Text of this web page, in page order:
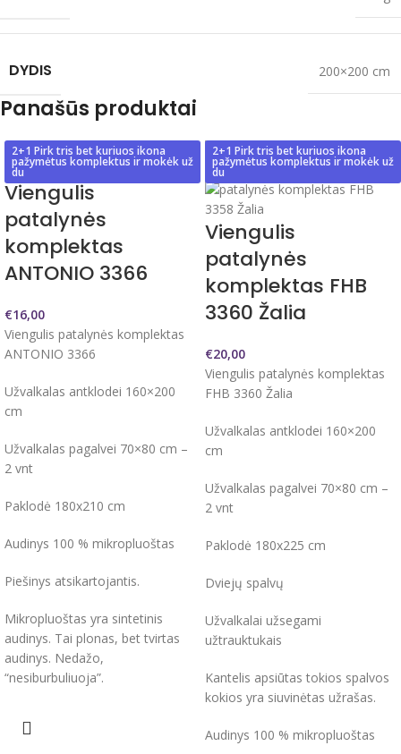
DYDIS 200×200 cm
Panašūs produktai
2+1 Pirk tris bet kuriuos ikona
pažymėtus komplektus ir mokėk už
du
Viengulis
patalynės
komplektas
ANTONIO 3366
€16,00
Viengulis patalynės komplektas
ANTONIO 3366
Užvalkalas antklodei 160×200
cm
Užvalkalas pagalvei 70×80 cm –
2 vnt
Paklodė 180x210 cm
Audinys 100 % mikropluoštas
Piešinys atsikartojantis.
Mikropluoštas yra sintetinis
audinys. Tai plonas, bet tvirtas
audinys. Nedažo,
“nesiburbuliuoja”.
2+1 Pirk tris bet kuriuos ikona
pažymėtus komplektus ir mokėk už
du
Viengulis
patalynės
komplektas FHB
3360 Žalia
€20,00
Viengulis patalynės komplektas
FHB 3360 Žalia
Užvalkalas antklodei 160×200
cm
Užvalkalas pagalvei 70×80 cm –
2 vnt
Paklodė 180x225 cm
Dviejų spalvų
Užvalkalai užsegami
užtrauktukais
Kantelis apsiūtas tokios spalvos
kokios yra siuvinėtas užrašas.
Audinys 100 % mikropluoštas